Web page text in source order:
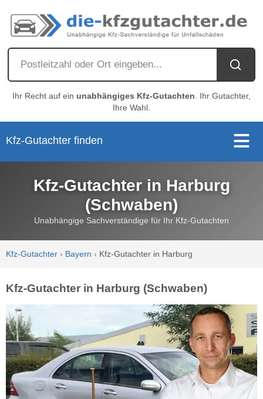
Ihr Recht auf ein unabhängiges Kfz-Gutachten . Ihr Gutachter,
Ihre Wahl.
Kfz-Gutachter finden
Kfz-Gutachter in Harburg
(Schwaben)
Unabhängige Sachverständige für Ihr Kfz-Gutachten
Kfz-Gutachter › Bayern › Kfz-Gutachter in Harburg
Kfz-Gutachter in Harburg (Schwaben)